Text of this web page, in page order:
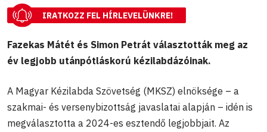
IRATKOZZ FEL HÍRLEVELÜNKRE!
Fazekas Mátét és Simon Petrát választották meg az
év legjobb utánpótláskorú kézilabdázóinak.
A Magyar Kézilabda Szövetség (MKSZ) elnöksége – a
szakmai- és versenybizottság javaslatai alapján – idén is
megválasztotta a 2024-es esztendő legjobbjait. Az